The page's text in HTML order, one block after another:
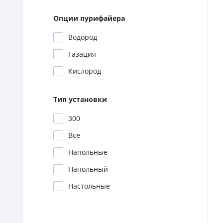
Опции пурифайера
Водород
Газация
Кислород
Тип установки
300
Все
Напольные
Напольный
Настольные